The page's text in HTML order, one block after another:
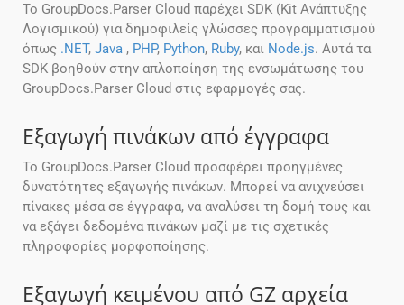
Το GroupDocs.Parser Cloud παρέχει SDK (Kit Ανάπτυξης
Λογισμικού) για δημοφιλείς γλώσσες προγραμματισμού
όπως .NET, Java , PHP, Python, Ruby, και Node.js. Αυτά τα
SDK βοηθούν στην απλοποίηση της ενσωμάτωσης του
GroupDocs.Parser Cloud στις εφαρμογές σας.
Εξαγωγή πινάκων από έγγραφα
Το GroupDocs.Parser Cloud προσφέρει προηγμένες
δυνατότητες εξαγωγής πινάκων. Μπορεί να ανιχνεύσει
πίνακες μέσα σε έγγραφα, να αναλύσει τη δομή τους και
να εξάγει δεδομένα πινάκων μαζί με τις σχετικές
πληροφορίες μορφοποίησης.
Εξαγωγή κειμένου από GZ αρχεία